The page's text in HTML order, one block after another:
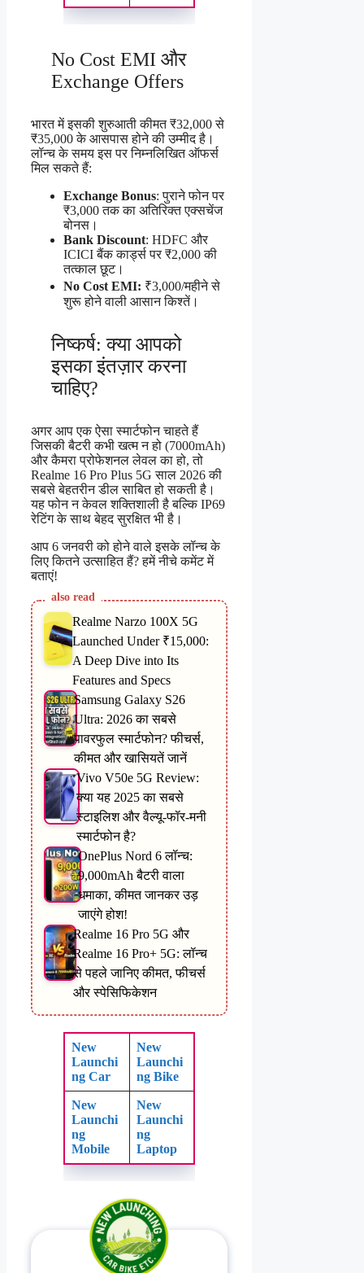
No Cost EMI और
Exchange Offers
भारत में इसकी शुरुआती कीमत ₹32,000 से
₹35,000 के आसपास होने की उम्मीद है।
लॉन्च के समय इस पर निम्नलिखित ऑफर्स
मिल सकते हैं:
Exchange Bonus: पुराने फोन पर
₹3,000 तक का अतिरिक्त एक्सचेंज
बोनस।
Bank Discount: HDFC और
ICICI बैंक कार्ड्स पर ₹2,000 की
तत्काल छूट।
No Cost EMI: ₹3,000/महीने से
शुरू होने वाली आसान किश्तें।
निष्कर्ष: क्या आपको
इसका इंतज़ार करना
चाहिए?
अगर आप एक ऐसा स्मार्टफोन चाहते हैं
जिसकी बैटरी कभी खत्म न हो (7000mAh)
और कैमरा प्रोफेशनल लेवल का हो, तो
Realme 16 Pro Plus 5G साल 2026 की
सबसे बेहतरीन डील साबित हो सकती है।
यह फोन न केवल शक्तिशाली है बल्कि IP69
रेटिंग के साथ बेहद सुरक्षित भी है।
आप 6 जनवरी को होने वाले इसके लॉन्च के
लिए कितने उत्साहित हैं? हमें नीचे कमेंट में
बताएं!
also read
Realme Narzo 100X 5G
Launched Under ₹15,000:
A Deep Dive into Its
Features and Specs
Samsung Galaxy S26
Ultra: 2026 का सबसे
पावरफुल स्मार्टफोन? फीचर्स,
कीमत और खासियतें जानें
Vivo V50e 5G Review:
क्या यह 2025 का सबसे
स्टाइलिश और वैल्यू-फॉर-मनी
स्मार्टफोन है?
OnePlus Nord 6 लॉन्च:
9,000mAh बैटरी वाला
धमाका, कीमत जानकर उड़
जाएंगे होश!
Realme 16 Pro 5G और
Realme 16 Pro+ 5G: लॉन्च
से पहले जानिए कीमत, फीचर्स
और स्पेसिफिकेशन
New
Launchi
ng Car
New
Launchi
ng Bike
New
Launchi
ng
Mobile
New
Launchi
ng
Laptop